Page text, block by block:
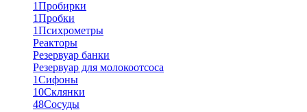
1Пробирки
1Пробки
1Психрометры
Реакторы
Резервуар банки
Резервуар для молокоотсоса
1Сифоны
10Склянки
48Сосуды